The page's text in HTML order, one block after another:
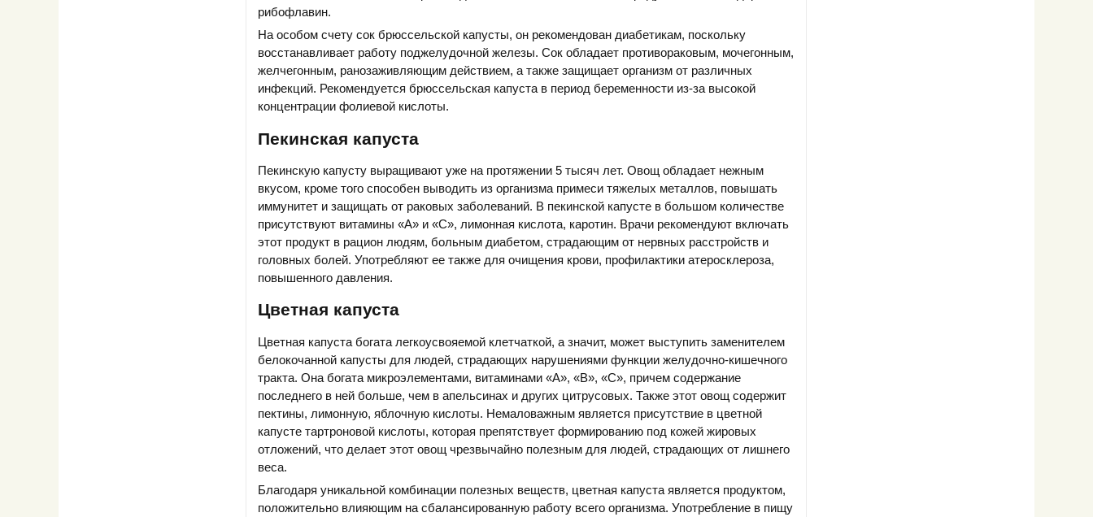
рибофлавин.
На особом счету сок брюссельской капусты, он рекомендован диабетикам, поскольку
восстанавливает работу поджелудочной железы. Сок обладает противораковым, мочегонным,
желчегонным, ранозаживляющим действием, а также защищает организм от различных
инфекций. Рекомендуется брюссельская капуста в период беременности из-за высокой
концентрации фолиевой кислоты.
Пекинская капуста
Пекинскую капусту выращивают уже на протяжении 5 тысяч лет. Овощ обладает нежным
вкусом, кроме того способен выводить из организма примеси тяжелых металлов, повышать
иммунитет и защищать от раковых заболеваний. В пекинской капусте в большом количестве
присутствуют витамины «А» и «С», лимонная кислота, каротин. Врачи рекомендуют включать
этот продукт в рацион людям, больным диабетом, страдающим от нервных расстройств и
головных болей. Употребляют ее также для очищения крови, профилактики атеросклероза,
повышенного давления.
Цветная капуста
Цветная капуста богата легкоусвояемой клетчаткой, а значит, может выступить заменителем
белокочанной капусты для людей, страдающих нарушениями функции желудочно-кишечного
тракта. Она богата микроэлементами, витаминами «А», «В», «С», причем содержание
последнего в ней больше, чем в апельсинах и других цитрусовых. Также этот овощ содержит
пектины, лимонную, яблочную кислоты. Немаловажным является присутствие в цветной
капусте тартроновой кислоты, которая препятствует формированию под кожей жировых
отложений, что делает этот овощ чрезвычайно полезным для людей, страдающих от лишнего
веса.
Благодаря уникальной комбинации полезных веществ, цветная капуста является продуктом,
положительно влияющим на сбалансированную работу всего организма. Употребление в пищу